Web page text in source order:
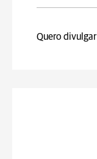
Quero divulgar